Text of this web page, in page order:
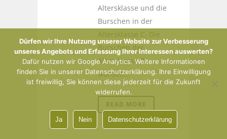
Altersklasse und die
Burschen in der
Altersklasse C. Die
Burschen der
Altersklasse B
wurden...
READ MORE
Dürfen wir Ihre Nutzung unserer Website zur Verbesserung
unseres Angebots und Erfassung Ihrer Interessen auswerten?
Dafür nutzen wir Google Analytics. Weitere Informationen
finden Sie in unserer Datenschutzerklärung. Ihre Einwilligung
ist freiwillig, Sie können diese jederzeit für die Zukunft
widerrufen.
Ja Nein Datenschutzerklärung